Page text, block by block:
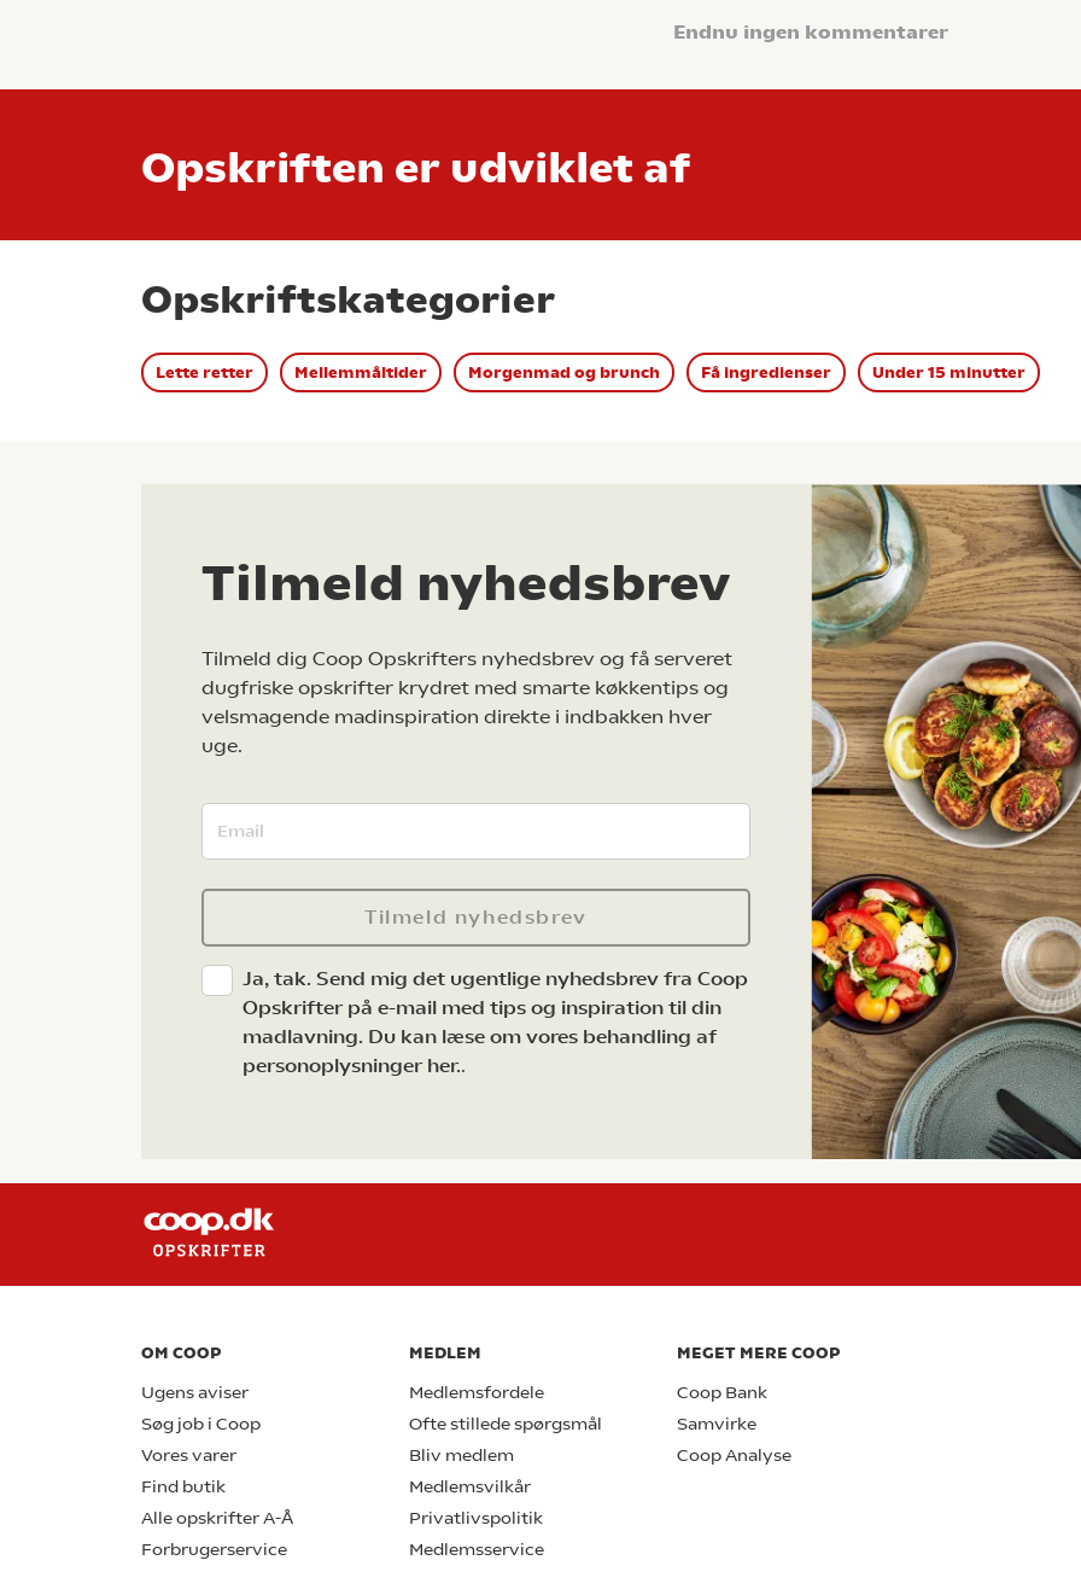
Endnu ingen kommentarer
Opskriften er udviklet af
Opskriftskategorier
Lette retter Mellemmåltider Morgenmad og brunch Få ingredienser Under 15 minutter
Tilmeld nyhedsbrev
Tilmeld dig Coop Opskrifters nyhedsbrev og få serveret
dugfriske opskrifter krydret med smarte køkkentips og
velsmagende madinspiration direkte i indbakken hver
uge.
Tilmeld nyhedsbrev
Ja, tak. Send mig det ugentlige nyhedsbrev fra Coop
Opskrifter på e-mail med tips og inspiration til din
madlavning. Du kan læse om vores behandling af
personoplysninger her..
OM COOP
Ugens aviser
Søg job i Coop
Vores varer
Find butik
Alle opskrifter A-Å
Forbrugerservice
MEDLEM
Medlemsfordele
Ofte stillede spørgsmål
Bliv medlem
Medlemsvilkår
Privatlivspolitik
Medlemsservice
MEGET MERE COOP
Coop Bank
Samvirke
Coop Analyse